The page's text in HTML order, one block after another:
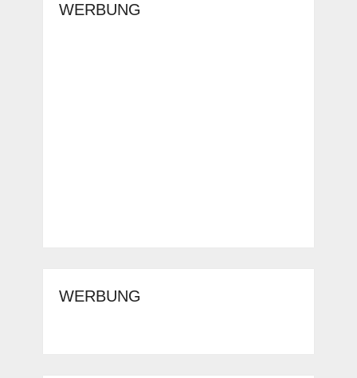
WERBUNG
WERBUNG